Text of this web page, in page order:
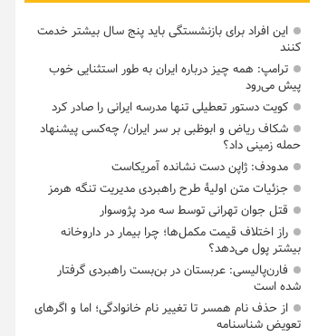
این افراد برای بازنشستگی باید پنج سال بیشتر خدمت
کنند
ترامپ: همه چیز درباره ایران به طور استثنایی خوب
پیش می‌رود
کویت دستور تعطیلی تنها مدرسه ایرانی را صادر کرد
شکاف ریاض و ابوظبی بر سر ایران/ چه‌کسی پیشنهاد
حمله زمینی داد؟
مدودف: ژاپن دست نشانده آمریکاست
جزئیات متن اولیۀ طرح راهبردی مدیریت تنگه هرمز
قتل جوان تهرانی توسط سه مرد پژوسوار
راز اختلاف قیمت مکمل‌ها؛ چرا بیمار در داروخانه
بیشتر پول می‌دهد؟
فارن‌پالیسی: عربستان در بن‌بست راهبردی گرفتار
شده است
از حذف نام همسر تا تغییر نام خانوادگی؛ اما و اگرهای
تعویض شناسنامه